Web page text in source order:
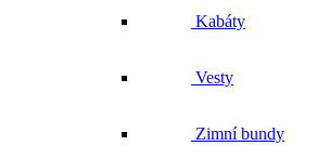
Kabáty
Vesty
Zimní bundy